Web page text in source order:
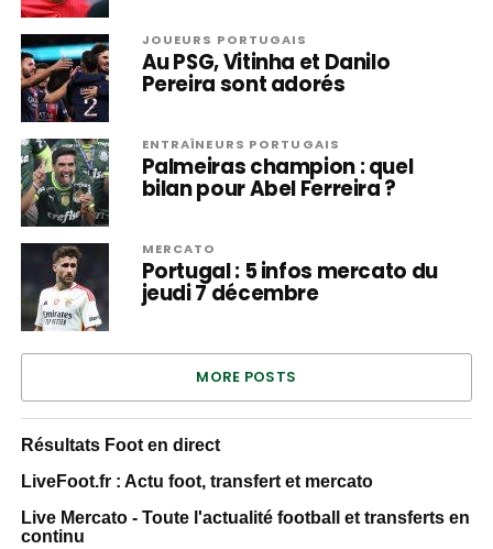
JOUEURS PORTUGAIS
Au PSG, Vitinha et Danilo
Pereira sont adorés
ENTRAÎNEURS PORTUGAIS
Palmeiras champion : quel
bilan pour Abel Ferreira ?
MERCATO
Portugal : 5 infos mercato du
jeudi 7 décembre
MORE POSTS
Résultats Foot en direct
LiveFoot.fr : Actu foot, transfert et mercato
Live Mercato - Toute l'actualité football et transferts en
continu